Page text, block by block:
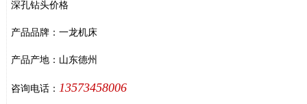
深孔钻头价格
产品品牌：一龙机床
产品产地：山东德州
咨询电话： 13573458006